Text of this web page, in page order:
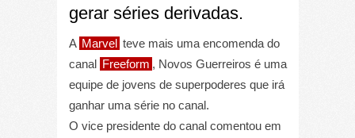
gerar séries derivadas.
A Marvel teve mais uma encomenda do
canal Freeform , Novos Guerreiros é uma
equipe de jovens de superpoderes que irá
ganhar uma série no canal.
O vice presidente do canal comentou em